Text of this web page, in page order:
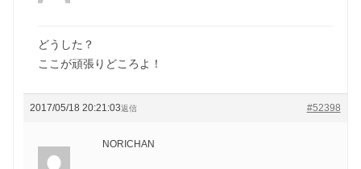
どうした？
ここが頑張りどころよ！
2017/05/18 20:21:03 #52398
返信
NORICHAN